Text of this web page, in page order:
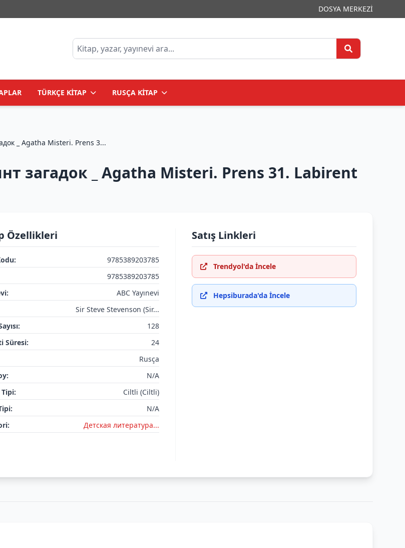
DOSYA MERKEZİ
TÜRKÇE KİTAP RUSÇA KİTAP
Агата Мистери. Кн.31. Лабиринт загадок _ Agatha Misteri. Prens 3...
загадок _ Agatha Misteri. Prens 31. Labirent
Özellikleri
9785389203785
9785389203785
ABC Yayınevi
Sir Steve Stevenson (Sir...
128
Süresi:
24
Rusça
N/A
Ciltli (Ciltli)
N/A
Детская литератураㅤㅤㅤ...
Satış Linkleri
Trendyol'da İncele
Hepsiburada'da İncele